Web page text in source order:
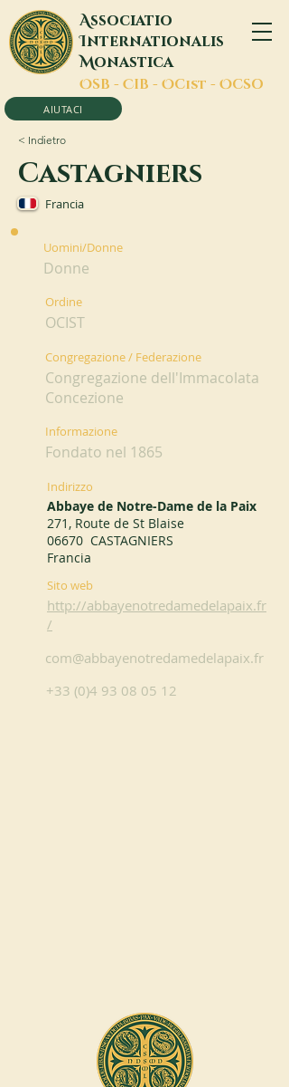
Associatio
Internationalis
Monastica
OSB - CIB - OCist - OCSO
AIUTACI
< Indietro
Castagniers
Francia
Uomini/Donne
Donne
Ordine
OCIST
Congregazione / Federazione
Congregazione dell'Immacolata
Concezione
Informazione
Fondato nel 1865
Indirizzo
Abbaye de Notre-Dame de la Paix
271, Route de St Blaise
06670 CASTAGNIERS
Francia
Sito web
http://abbayenotredamedelapaix.fr
/
com@abbayenotredamedelapaix.fr
+33 (0)4 93 08 05 12